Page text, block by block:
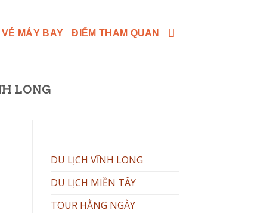
VÉ MÁY BAY ĐIỂM THAM QUAN
LONG
DU LỊCH VĨNH LONG
DU LỊCH MIỀN TÂY
TOUR HẰNG NGÀY